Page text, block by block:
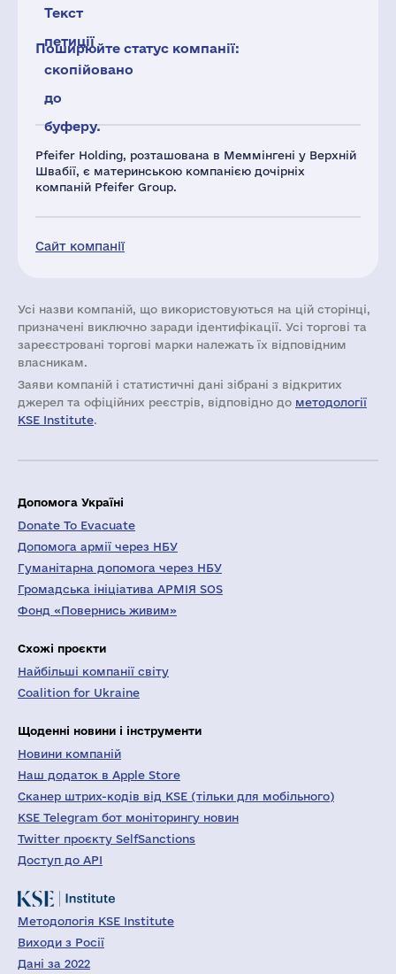
Pfeifer Holding, розташована в Меммінгені у Верхній
Швабії, є материнською компанією дочірніх
компаній Pfeifer Group.
Сайт компанії
Текст
петиції
скопійовано
до
буферу.
Поширюйте статус компанії:
Усі назви компаній, що використовуються на цій сторінці,
призначені виключно заради ідентифікації. Усі торгові та
зареєстровані торгові марки належать їх відповідним
власникам.
Заяви компаній i статистичні дані зібрані з відкритих
джерел та офіційних реєстрів, відповідно до методології
KSE Institute.
Допомога Україні
Donate To Evacuate
Допомога армії через НБУ
Гуманітарна допомога через НБУ
Громадська ініціатива АРМІЯ SOS
Фонд «Повернись живим»
Схожі проєкти
Найбільші компанії світу
Coalition for Ukraine
Щоденні новини і інструменти
Новини компаній
Наш додаток в Apple Store
Сканер штрих-кодів від KSE (тільки для мобільного)
KSE Telegram бот моніторингу новин
Twitter проєкту SelfSanctions
Доступ до API
Методологія KSE Institute
Виходи з Росії
Дані за 2022